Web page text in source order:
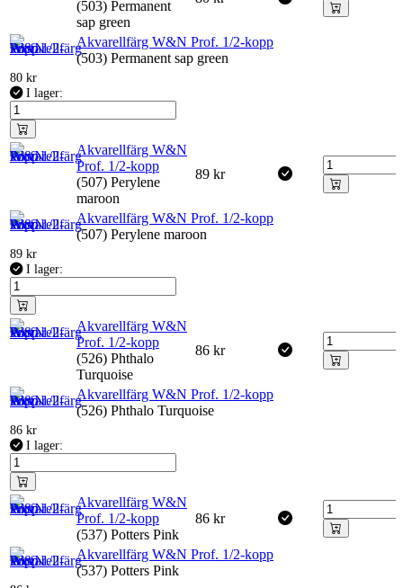
(503) Permanent
sap green
Akvarellfärg W&N Prof. 1/2-kopp
(503) Permanent sap green
80 kr
I lager:
Akvarellfärg W&N
Prof. 1/2-kopp
(507) Perylene
maroon
89 kr
Akvarellfärg W&N Prof. 1/2-kopp
(507) Perylene maroon
89 kr
I lager:
Akvarellfärg W&N
Prof. 1/2-kopp
(526) Phthalo
Turquoise
86 kr
Akvarellfärg W&N Prof. 1/2-kopp
(526) Phthalo Turquoise
86 kr
I lager:
Akvarellfärg W&N
Prof. 1/2-kopp
(537) Potters Pink
86 kr
Akvarellfärg W&N Prof. 1/2-kopp
(537) Potters Pink